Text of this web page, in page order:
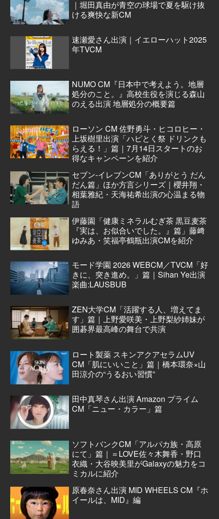
｜堀田真由が青空の球場で夏を駆け抜
ける爽快な新CM
速瀬愛さん出演｜イエローハット2025
年TVCM
NUMO CM『日本中で考えよう。地層
処分のこと。』高校生役を演じる森山
のえる出演 地層処分の概要篇
ローソン CM 佐野勇斗・ヒコロヒー・
上坂樹里出演「ハピとく祭 ドリンクも
らえる！」篇｜7月14日スタートのお
得なキャンペーンを紹介
セブン‐イレブンCM「ありがとう だん
だん篇」ほか方言シリーズ｜櫻井翔・
相葉雅紀・天海祐希出演の心温まる物
語
伊藤園「健康ミネラルむぎ茶 黒豆麦茶
『実は、お似合いでした。』篇」藤﨑
ゆみあ・笑福亭鶴瓶出演CMを紹介
モード学園 2026 WEBCM／TVCM「好
きに、突き進め。」篇｜Sihan Ye出演
楽曲:LAUSBUB
ZEN大学CM「活躍する人、増えてま
す」篇｜上野愛咲美・上野梨紗姉妹が
囲碁界最高峰の舞台で共演
ロート製薬 スキンアクアセラムUV
CM「肌にいいこと」篇｜橋本環奈×山
田涼介の“うるおい習慣”
田中真琴さん出演 Amazon プライム
CM「ニュー・カラー」篇
ソフトバンクCM「アルパカ族・高原
にて」篇｜＝LOVE佐々木舞香・野口
衣織・大谷映美里がGalaxyの魅力をコ
ミカルに紹介
原春奈さん出演 MID WHEELS CM『ホ
イールは、MID』編